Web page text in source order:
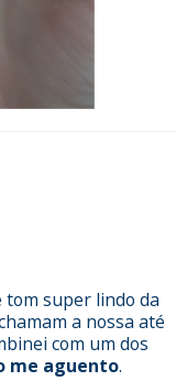
super lindo da
a nossa até
com um dos
me aguento.